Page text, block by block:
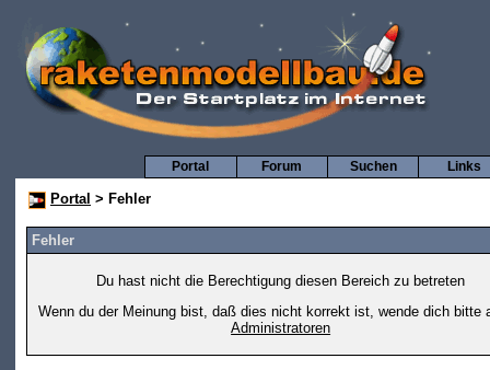
Links
Suchen
Forum
Portal
Portal > Fehler
Fehler
Du hast nicht die Berechtigung diesen Bereich zu betreten
Wenn du der Meinung bist, daß dies nicht korrekt ist, wende dich bitte
Administratoren